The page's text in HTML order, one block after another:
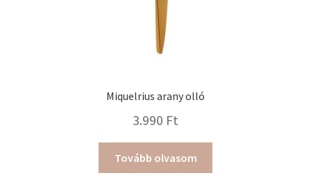
Miquelrius arany olló
3.990 Ft
Tovább olvasom